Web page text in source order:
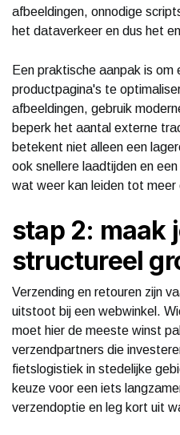
afbeeldingen, onnodige
het dataverkeer en dus het
Een praktische aanpak is om
productpagina's te
afbeeldingen, gebruik
beperk het aantal externe
betekent niet alleen een
ook snellere laadtijden en
wat weer kan leiden tot meer
stap 2: maak
structureel
Verzending en retouren zijn
uitstoot bij een webwinkel.
moet hier de meeste winst
verzendpartners die
fietslogistiek in stedelijke
keuze voor een iets
verzendoptie en leg kort uit